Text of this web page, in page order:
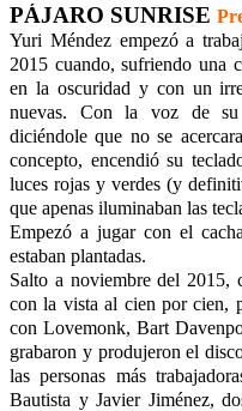
PÁJARO SUNRISE
Yuri Méndez empezó a
2015 cuando, sufriendo una
en la oscuridad y con un
nuevas. Con la voz de su
diciéndole que no se
concepto, encendió su
luces rojas y verdes (y
que apenas iluminaban las
Empezó a jugar con el
estaban plantadas.
Salto a noviembre del 2015,
con la vista al cien por cien,
con Lovemonk, Bart
grabaron y produjeron el
las personas más
Bautista y Javier Jiménez,